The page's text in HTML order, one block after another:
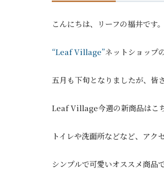
こんにちは、リーフの福井です。
“Leaf Village”ネットショップ
五月も下旬となりましたが、皆
Leaf Village今週の新商品はこ
トイレや洗面所などなど、アク
シンプルで可愛いオススメ商品で